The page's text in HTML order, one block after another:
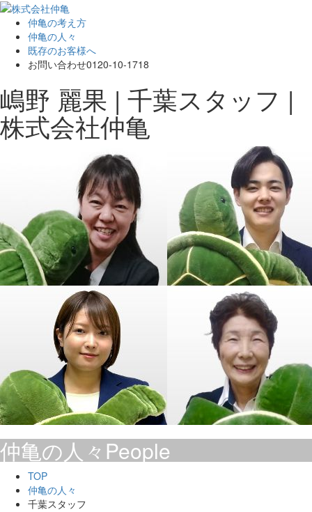
仲亀の考え方
仲亀の人々
既存のお客様へ
お問い合わせ0120-10-1718
嶋野 麗果 | 千葉スタッフ |
株式会社仲亀
仲亀の人々 People
TOP
仲亀の人々
千葉スタッフ